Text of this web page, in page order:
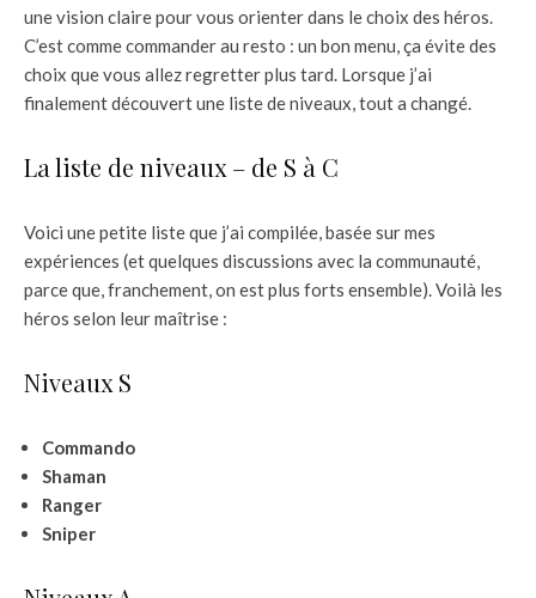
une vision claire pour vous orienter dans le choix des héros.
C’est comme commander au resto : un bon menu, ça évite des
choix que vous allez regretter plus tard. Lorsque j’ai
finalement découvert une liste de niveaux, tout a changé.
La liste de niveaux – de S à C
Voici une petite liste que j’ai compilée, basée sur mes
expériences (et quelques discussions avec la communauté,
parce que, franchement, on est plus forts ensemble). Voilà les
héros selon leur maîtrise :
Niveaux S
Commando
Shaman
Ranger
Sniper